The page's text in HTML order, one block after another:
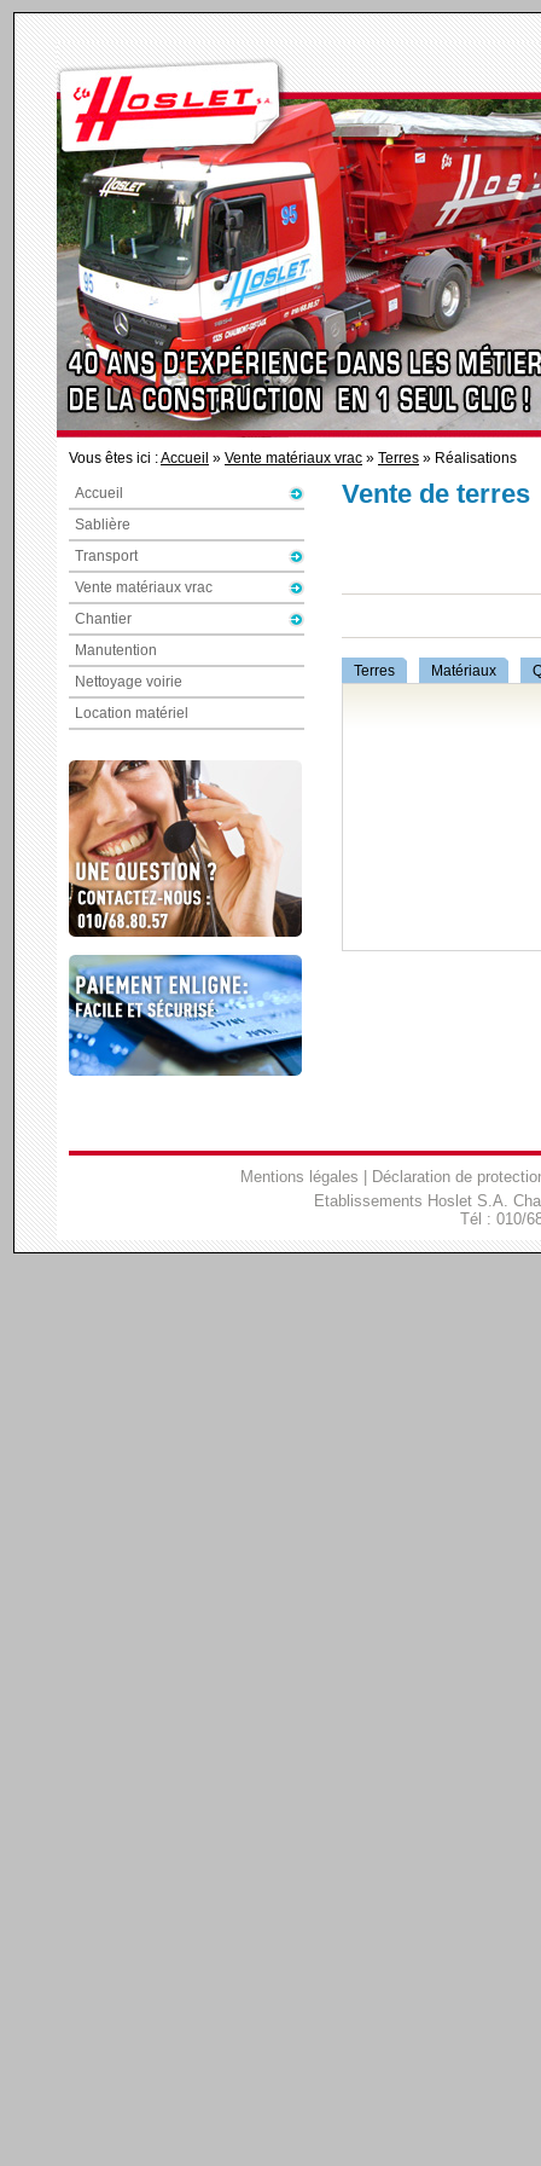
Vous êtes ici :Accueil » Vente matériaux vrac » Terres » Réalisations
Accueil
Sablière
Transport
Vente matériaux vrac
Chantier
Manutention
Nettoyage voirie
Location matériel
Vente de terres
Terres Matériaux
Mentions légales
Déclaration de
Etablissements Hoslet S.A.
Tél : 010/